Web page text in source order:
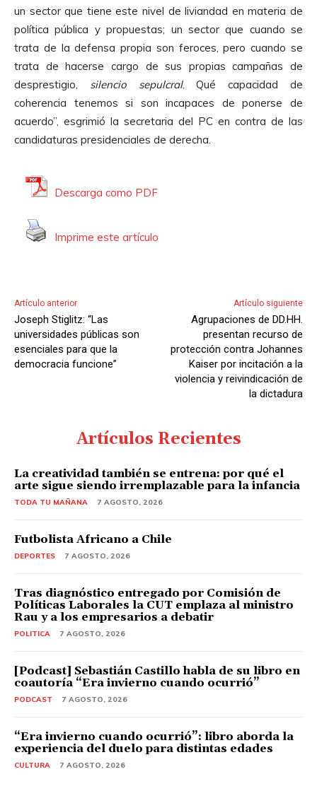
r
d
e
A
u
d
i
o
r
o
d
u
c
t
o
r
un sector que tiene este nivel de liviandad en materia de
política pública y propuestas; un sector que cuando se
trata de la defensa propia son feroces, pero cuando se
trata de hacerse cargo de sus propias campañas de
desprestigio, silencio sepulcral. Qué capacidad de
coherencia tenemos si son incapaces de ponerse de
acuerdo”, esgrimió la secretaria del PC en contra de las
candidaturas presidenciales de derecha.
Descarga como PDF
Imprime este artículo
Artículo anterior
Joseph Stiglitz: “Las
universidades públicas son
esenciales para que la
democracia funcione”
Artículo siguiente
Agrupaciones de DD.HH.
presentan recurso de
protección contra Johannes
Kaiser por incitación a la
violencia y reivindicación de
la dictadura
Artículos Recientes
La creatividad también se entrena: por qué el
arte sigue siendo irremplazable para la infancia
TODA TU MAÑANA 7 AGOSTO, 2026
Futbolista Africano a Chile
DEPORTES 7 AGOSTO, 2026
Tras diagnóstico entregado por Comisión de
Políticas Laborales la CUT emplaza al ministro
Rau y a los empresarios a debatir
POLITICA 7 AGOSTO, 2026
[Podcast] Sebastián Castillo habla de su libro en
coautoría “Era invierno cuando ocurrió”
PODCAST 7 AGOSTO, 2026
“Era invierno cuando ocurrió”: libro aborda la
experiencia del duelo para distintas edades
CULTURA 7 AGOSTO, 2026